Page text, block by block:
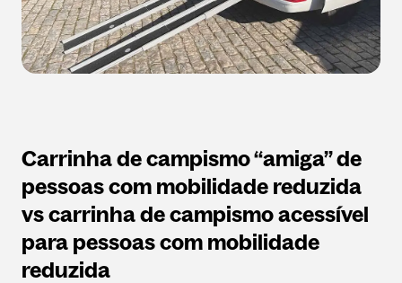
Carrinha de campismo “amiga” de
pessoas com mobilidade reduzida
vs carrinha de campismo acessível
para pessoas com mobilidade
reduzida